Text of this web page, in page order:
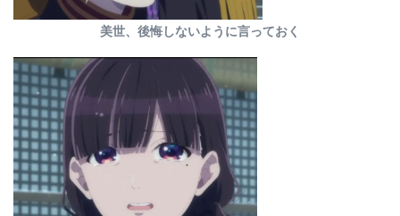
美世、後悔しないように言っておく